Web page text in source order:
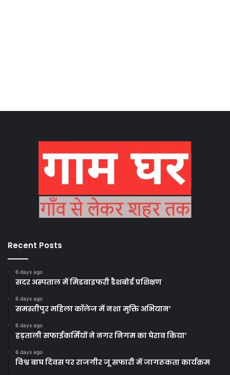
Recent Posts
6 days ago
सदर अस्पताल में मिडवाइफरी डैशबोर्ड प्रशिक्षण
6 days ago
समस्तीपुर महिला कॉलेज में नशा मुक्ति अभियान’
6 days ago
हड़ताली सफाईकर्मियों ने नगर निगम का घेराव किया’
6 days ago
विश्व बाघ दिवस पर राजगीर जू सफारी में जागरूकता कार्यक्रम